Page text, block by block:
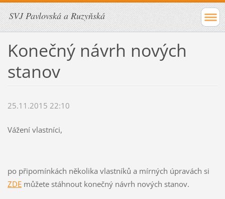
SVJ Pavlovská a Ruzyňská
Konečný návrh nových
stanov
25.11.2015 22:10
Vážení vlastníci,
po připomínkách několika vlastníků a mírných úpravách si
ZDEmůžete stáhnout konečný návrh nových stanov.